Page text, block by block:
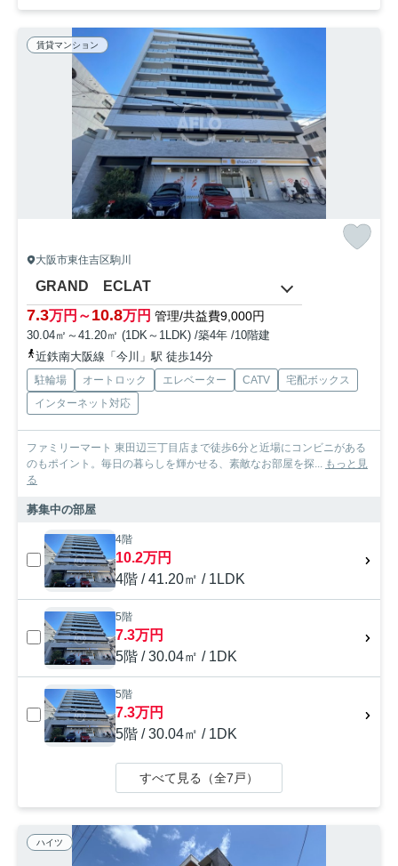
賃貸マンション
大阪市東住吉区駒川
GRAND ECLAT
7.3万円～10.8万円 管理/共益費9,000円
30.04㎡～41.20㎡ (1DK～1LDK) /築4年 /10階建
近鉄南大阪線「今川」駅 徒歩14分
駐輪場 オートロック エレベーター CATV
宅配ボックス
インターネット対応
ファミリーマート 東田辺三丁目店まで徒歩6分と近場にコンビニがある
のもポイント。毎日の暮らしを輝かせる、素敵なお部屋を探...
もっと見
る
募集中の部屋
4階
10.2万円
4階 / 41.20㎡ / 1LDK
5階
7.3万円
5階 / 30.04㎡ / 1DK
5階
7.3万円
5階 / 30.04㎡ / 1DK
すべて見る（全7戸）
ハイツ